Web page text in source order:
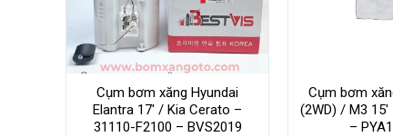
Cụm bơm xăng Hyundai
Elantra 17′ / Kia Cerato –
31110-F2100 – BVS2019
Cụm bơm
(2WD) / M3
–